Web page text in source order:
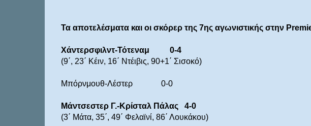
Τα αποτελέσματα και οι σκόρερ της 7ης αγωνιστικής στην
Χάντερσφιλντ-Τότεναμ 0-4
(9΄, 23΄ Κέιν, 16΄ Ντέιβις, 90+1΄ Σισοκό)
Μπόρνμουθ-Λέστερ 0-0
Μάντσεστερ Γ.-Κρίσταλ Πάλας 4-0
(3΄ Μάτα, 35΄, 49΄ Φελαϊνί, 86΄ Λουκάκου)